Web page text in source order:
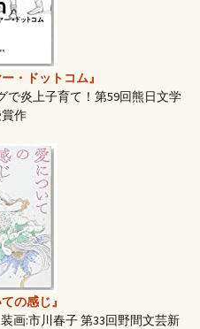
・ドットコム』
で炎上子育て！第59回熊日文学
作
の感じ』
:市川春子 第33回野間文芸新